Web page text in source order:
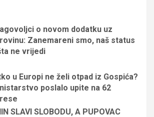
o novom dodatku uz
Zanemareni smo, naš status
ne vrijedi
u Europi ne želi otpad iz Gospića?
poslalo upite na 62
SLAVI SLOBODU, A PUPOVAC